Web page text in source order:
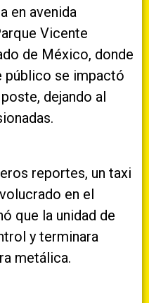
en avenida
Vicente
de México, donde
público se impactó
dejando al
reportes, un taxi
en el
que la unidad de
y terminara
metálica.